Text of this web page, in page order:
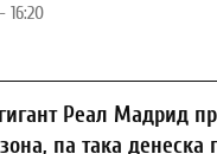
16:20
Реал Мадрид
па така денеска